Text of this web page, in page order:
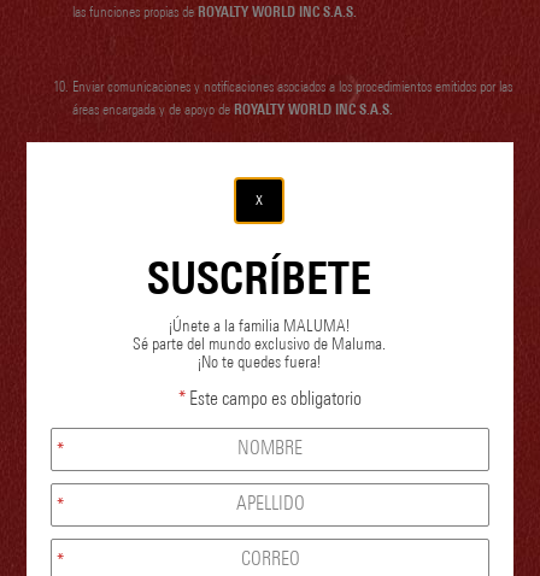
las funciones propias de ROYALTY WORLD INC S.A.S.
Enviar comunicaciones y notificaciones asociados a los procedimientos emitidos por las
áreas encargada y de apoyo de ROYALTY WORLD INC S.A.S.
Actualizar bases de datos, incluyendo los casos en que se requiera transmitir o
transferir a un tercero, la información para la validación, depuración, enriquecimiento
relacionadas con tramites y productos y servicios definidos en sus respectivos vínculos
con la Empresa y siempre que ello sea estrictamente necesario.
Presentar informes a entidades externas, que permitan dar cumplimiento a las
exigencias legales, contractuales y de análisis estadísticos requeridos a
WORLD INC S.A.S.
contractuales, comerciales y de registros comerciales, corporativos y contables.
x
SUSCRÍBETE
¡Únete a la familia MALUMA!
Sé parte del mundo exclusivo de Maluma.
¡No te quedes fuera!
* Este campo es obligatorio
*
*
*